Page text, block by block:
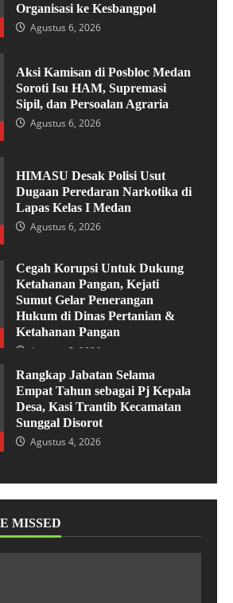
Organisasi ke Kesbangpol
Agustus 6, 2026
Aksi Kamisan di Posbloc Medan
Soroti Isu HAM, Supremasi
Sipil, dan Persoalan Agraria
Agustus 6, 2026
HIMASU Desak Polisi Usut
Dugaan Peredaran Narkotika di
Lapas Kelas I Medan
Agustus 6, 2026
Cegah Korupsi Untuk Dukung
Ketahanan Pangan, Kejati
Sumut Gelar Penerangan
Hukum di Dinas Pertanian &
Ketahanan Pangan
Agustus 5, 2026
Rangkap Jabatan Selama
Empat Tahun sebagai Pj Kepala
Desa, Kasi Trantib Kecamatan
Sunggal Disorot
Agustus 4, 2026
MISSED